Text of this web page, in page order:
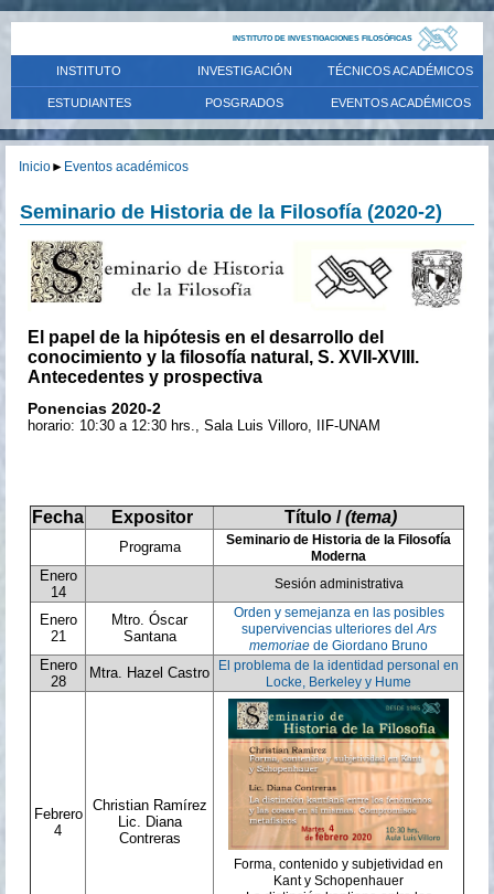
INSTITUTO DE INVESTIGACIONES FILOSÓFICAS
INSTITUTO INVESTIGACIÓN TÉCNICOS ACADÉMICOS
ESTUDIANTES POSGRADOS EVENTOS ACADÉMICOS
Inicio► Eventos académicos
Seminario de Historia de la Filosofía (2020-2)
El papel de la hipótesis en el desarrollo del
conocimiento y la filosofía natural, S. XVII-XVIII.
Antecedentes y prospectiva
Ponencias 2020-2
horario: 10:30 a 12:30 hrs., Sala Luis Villoro, IIF-UNAM
Fecha Expositor Título /(tema)
Programa
Seminario de Historia de la Filosofía
Moderna
Enero
14
Sesión administrativa
Enero
21
Mtro. Óscar
Santana
Orden y semejanza en las posibles
supervivencias ulteriores delArs
memoriae de Giordano Bruno
Enero
28
Mtra. Hazel Castro
El problema de la identidad personal en
Locke, Berkeley y Hume
Febrero
4
Christian Ramírez
Lic. Diana
Contreras
Forma, contenido y subjetividad en
Kant y Schopenhauer